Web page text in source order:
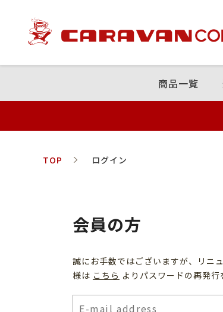
商品⼀覧
TOP ログイン
会員の方
誠にお手数ではございますが、リニ
様は こちら よりパスワードの再発行